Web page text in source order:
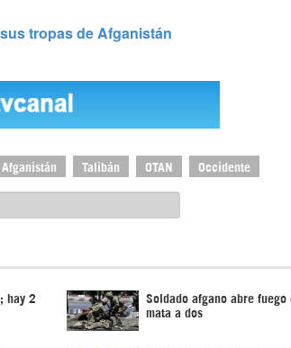
tropas de Afganistán
Afganistán Talibán OTAN Occidente
hay 2 Soldado afgano abre fuego
mata a dos